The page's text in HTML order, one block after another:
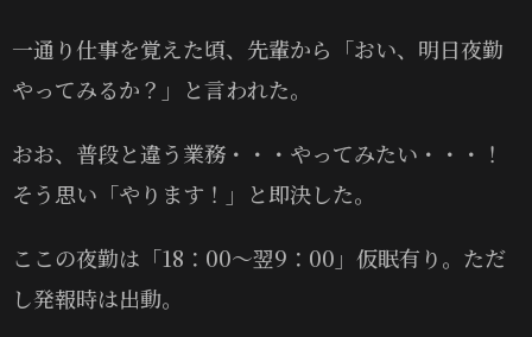
一通り仕事を覚えた頃、先輩から「おい、明日夜勤
やってみるか？」と言われた。
おお、普段と違う業務・・・やってみたい・・・！
そう思い「やります！」と即決した。
ここの夜勤は「18：00～翌9：00」仮眠有り。ただ
し発報時は出動。